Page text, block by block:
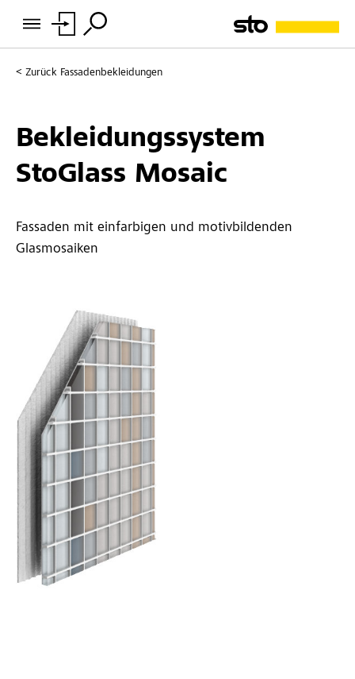
Zurück Fassadenbekleidungen
Bekleidungssystem
StoGlass Mosaic
Fassaden mit einfarbigen und motivbildenden
Glasmosaiken